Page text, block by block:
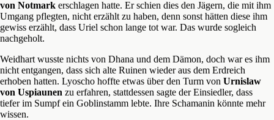
von Notmark erschlagen hatte. Er schien dies den Jägern, die mit ihm
Umgang pflegten, nicht erzählt zu haben, denn sonst hätten diese ihm
gewiss erzählt, dass Uriel schon lange tot war. Das wurde sogleich
nachgeholt.
Weidhart wusste nichts von Dhana und dem Dämon, doch war es ihm
nicht entgangen, dass sich alte Ruinen wieder aus dem Erdreich
erhoben hatten. Lyoscho hoffte etwas über den Turm von Urnislaw
von Uspiaunen zu erfahren, stattdessen sagte der Einsiedler, dass
tiefer im Sumpf ein Goblinstamm lebte. Ihre Schamanin könnte mehr
wissen.